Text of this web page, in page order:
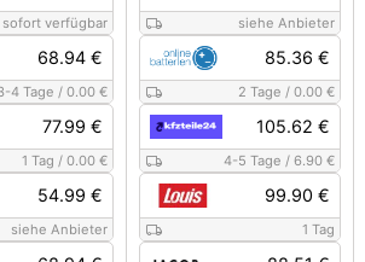
sofort verfügbar
68.94 €
4 Tage /0.00 €
77.99 €
1 Tag /0.00 €
54.99 €
siehe Anbieter
siehe Anbieter
85.36 €
2 Tage / 0.00 €
105.62 €
4-5 Tage / 6.90 €
99.90 €
1 Tag